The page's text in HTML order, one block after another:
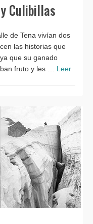
Culibillas
de Tena vivían dos
las historias que
que su ganado
fruto y les … Leer